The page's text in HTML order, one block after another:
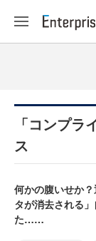
「コンプ
ス
何かの腹いせか
タが消去される
た……